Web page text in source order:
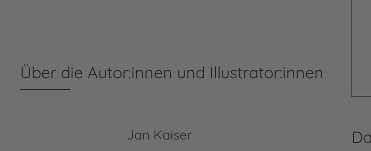
Über die Autor:innen und Illustrator:innen
Jan Kaiser